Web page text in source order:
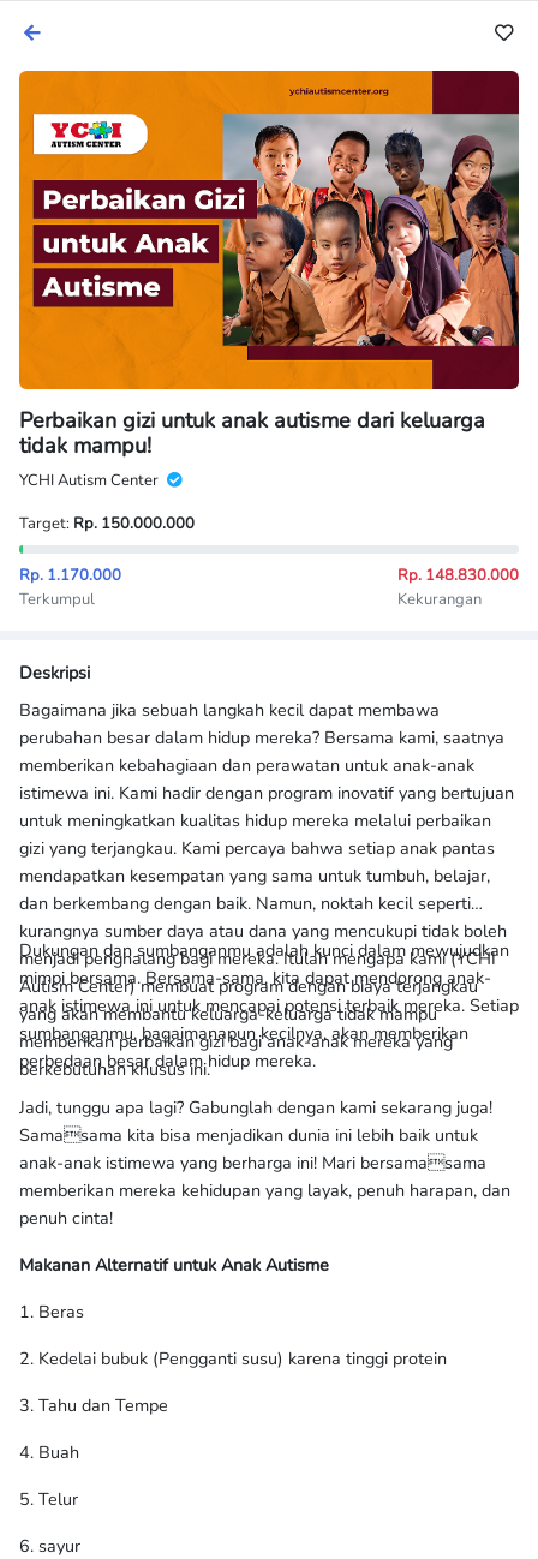
Perbaikan gizi untuk anak autisme dari keluarga
tidak mampu!
YCHI Autism Center
Target: Rp. 150.000.000
Rp. 1.170.000
Terkumpul
Rp. 148.830.000
Kekurangan
Deskripsi
Bagaimana jika sebuah langkah kecil dapat membawa
perubahan besar dalam hidup mereka? Bersama kami, saatnya
memberikan kebahagiaan dan perawatan untuk anak-anak
istimewa ini. Kami hadir dengan program inovatif yang bertujuan
untuk meningkatkan kualitas hidup mereka melalui perbaikan
gizi yang terjangkau. Kami percaya bahwa setiap anak pantas
mendapatkan kesempatan yang sama untuk tumbuh, belajar,
dan berkembang dengan baik. Namun, noktah kecil seperti
kurangnya sumber daya atau dana yang mencukupi tidak boleh
menjadi penghalang bagi mereka. Itulah mengapa kami (YCHI
Autism Center) membuat program dengan biaya terjangkau
yang akan membantu keluarga-keluarga tidak mampu
memberikan perbaikan gizi bagi anak-anak mereka yang
berkebutuhan khusus ini.
Dukungan dan sumbanganmu adalah kunci dalam mewujudkan
mimpi bersama. Bersama-sama, kita dapat mendorong anak-
anak istimewa ini untuk mencapai potensi terbaik mereka. Setiap
sumbanganmu, bagaimanapun kecilnya, akan memberikan
perbedaan besar dalam hidup mereka.
Jadi, tunggu apa lagi? Gabunglah dengan kami sekarang juga!
Samasama kita bisa menjadikan dunia ini lebih baik untuk
anak-anak istimewa yang berharga ini! Mari bersamasama
memberikan mereka kehidupan yang layak, penuh harapan, dan
penuh cinta!
Makanan Alternatif untuk Anak Autisme
1. Beras
2. Kedelai bubuk (Pengganti susu) karena tinggi protein
3. Tahu dan Tempe
4. Buah
5. Telur
6. sayur